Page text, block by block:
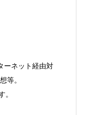
ーネット経由対
等。
。